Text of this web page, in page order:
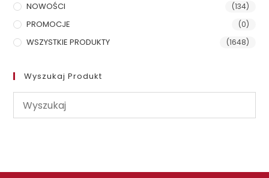
NOWOŚCI (134)
PROMOCJE (0)
WSZYSTKIE PRODUKTY (1648)
Wyszukaj Produkt